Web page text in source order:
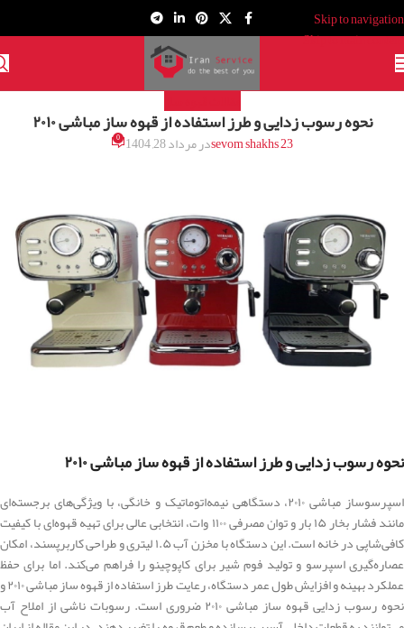
Skip to navigation
Skip to main content
نحوه رسوب زدایی و طرز استفاده از قهوه ساز مباشی ۲۰۱۰
sevom shakhs 23در مرداد 28, 1404 0
نحوه رسوب زدایی و طرز استفاده از قهوه ساز مباشی ۲۰۱۰
اسپرسوساز مباشی ۲۰۱۰، دستگاهی نیمه‌اتوماتیک و خانگی، با ویژگی‌های برجسته‌ای
مانند فشار بخار ۱۵ بار و توان مصرفی ۱۱۰۰ وات، انتخابی عالی برای تهیه قهوه‌ای با کیفیت
کافی‌شاپی در خانه است. این دستگاه با مخزن آب ۱.۵ لیتری و طراحی کاربرپسند، امکان
عصاره‌گیری اسپرسو و تولید فوم شیر برای کاپوچینو را فراهم می‌کند. اما برای حفظ
عملکرد بهینه و افزایش طول عمر دستگاه، رعایت طرز استفاده از قهوه ساز مباشی ۲۰۱۰ و
نحوه رسوب زدایی قهوه ساز مباشی ۲۰۱۰ ضروری است. رسوبات ناشی از املاح آب